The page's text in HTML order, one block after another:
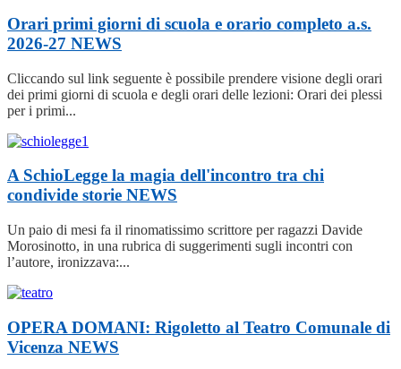
Orari primi giorni di scuola e orario completo a.s.
2026-27 NEWS
Cliccando sul link seguente è possibile prendere visione degli orari
dei primi giorni di scuola e degli orari delle lezioni: Orari dei plessi
per i primi...
A SchioLegge la magia dell'incontro tra chi
condivide storie NEWS
Un paio di mesi fa il rinomatissimo scrittore per ragazzi Davide
Morosinotto, in una rubrica di suggerimenti sugli incontri con
l’autore, ironizzava:...
OPERA DOMANI: Rigoletto al Teatro Comunale di
Vicenza NEWS